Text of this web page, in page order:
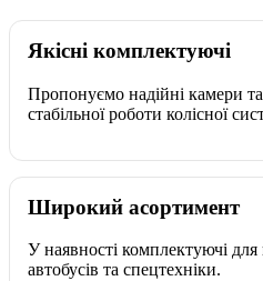
Якісні комплектуючі
Пропонуємо надійні камери та
стабільної роботи колісної
Широкий асортимент
У наявності комплектуючі для
автобусів та спецтехніки.